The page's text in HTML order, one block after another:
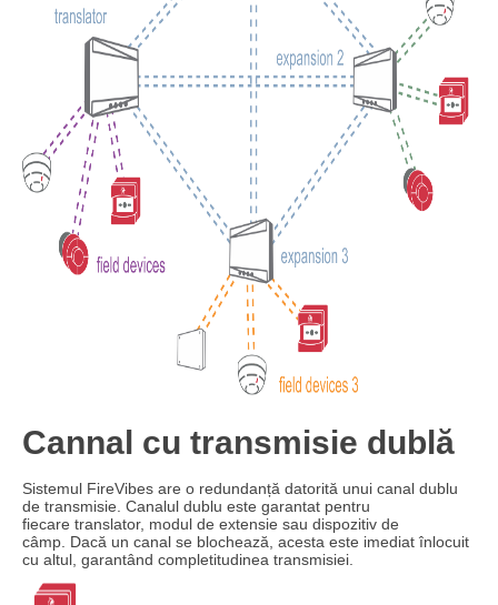
Cannal cu transmisie dublă
Sistemul FireVibes are o redundanță datorită unui canal dublu
de transmisie. Canalul dublu este garantat pentru
fiecare translator, modul de extensie sau dispozitiv de
câmp. Dacă un canal se blochează, acesta este imediat înlocuit
cu altul, garantând completitudinea transmisiei.